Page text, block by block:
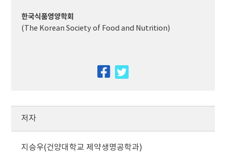
한국식품영양학회
(The Korean Society of Food and Nutrition)
facebook
저자
지승우(건양대학교 제약생명공학과)